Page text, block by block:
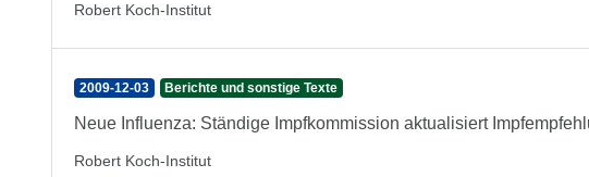
Robert Koch-Institut
2009-12-03 Berichte und sonstige Texte
Neue Influenza: Ständige Impfkommission aktualisiert
Robert Koch-Institut